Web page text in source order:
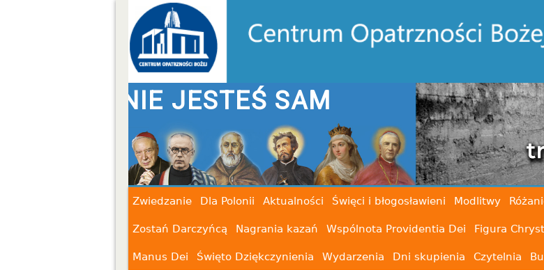
Zwiedzanie Dla Polonii Aktualności Święci i błogosławieni Modlitwy
Zostań Darczyńcą Nagrania kazań Wspólnota Providentia Dei Figura
Manus Dei Święto Dziękczynienia Wydarzenia Dni skupienia Czytelnia